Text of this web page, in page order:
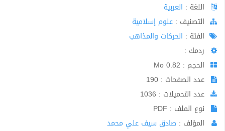
اللغة : العربية
اﻟﺘﺼﻨﻴﻒ : علوم إسلامية
الفئة : الحركات والمذاهب
ردمك :
الحجم : 0.82 Mo
عدد الصفحات : 190
عدد التحميلات : 1036
نوع الملف : PDF
المؤلف : صادق سيف علي محمد